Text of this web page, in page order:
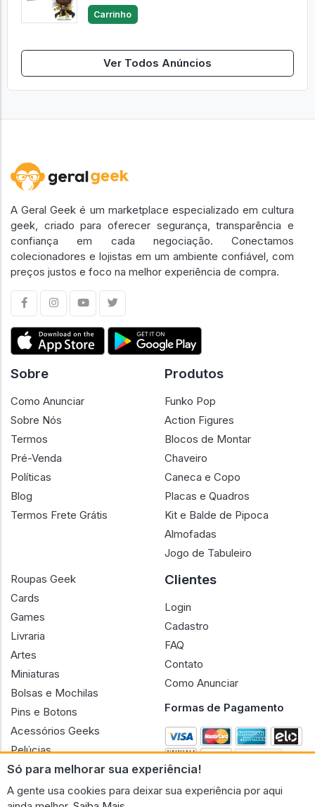
Carrinho
Ver Todos Anúncios
Só para melhorar sua experiência!
A gente usa cookies para deixar sua experiência por aqui
A Geral Geek é um marketplace especializado em cultura
geek, criado para oferecer segurança, transparência e
confiança em cada negociação. Conectamos
colecionadores e lojistas em um ambiente confiável, com
preços justos e foco na melhor experiência de compra.
Sobre
Como Anunciar
Sobre Nós
Termos
Pré-Venda
Políticas
Blog
Termos Frete Grátis
Produtos
Funko Pop
Action Figures
Blocos de Montar
Chaveiro
Caneca e Copo
Placas e Quadros
Kit e Balde de Pipoca
Almofadas
Jogo de Tabuleiro
Roupas Geek
Cards
Games
Livraria
Artes
Miniaturas
Bolsas e Mochilas
Pins e Botons
Acessórios Geeks
Pelúcias
Bonecas
Clientes
Login
Cadastro
FAQ
Contato
Como Anunciar
Formas de Pagamento